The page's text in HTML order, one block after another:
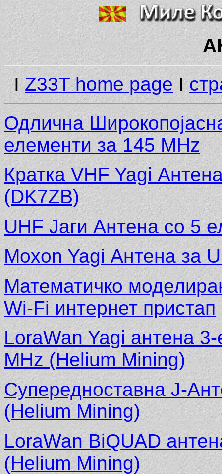
IZ33T home page I
Одлична
елементи за 145 MHz
Кратка VHF Yagi
(DK7ZB)
UHF Јаги Антена со 5
Мoxon Yagi Антена за
Математичко
Wi-Fi интернет пристап
LoraWan Yagi антена
MHz (Helium Mining)
Супередноставна Ј-
(Helium Mining)
LoraWan BiQUAD
(Helium Mining)